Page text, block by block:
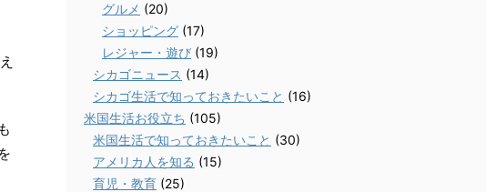
グルメ (20)
ショッピング (17)
レジャー・遊び (19)
シカゴニュース (14)
シカゴ生活で知っておきたいこと (16)
米国生活お役立ち (105)
米国生活で知っておきたいこと (30)
アメリカ人を知る (15)
育児・教育 (25)